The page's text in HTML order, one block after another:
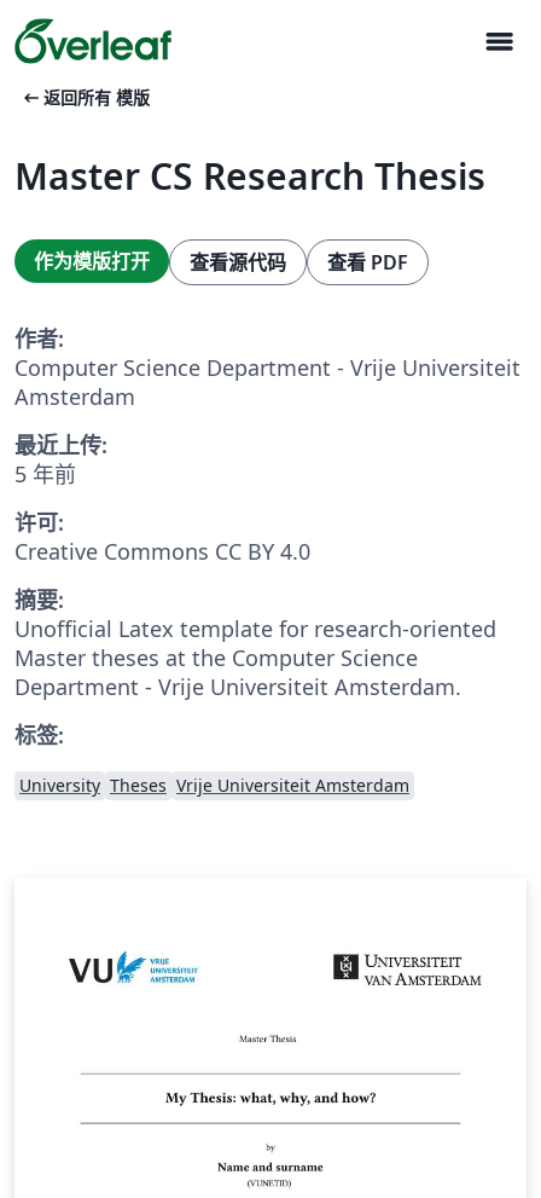
menu
arrow_left_alt 返回所有 模版
Master CS Research Thesis
作为模版打开 查看源代码 查看 PDF
作者:
Computer Science Department - Vrije Universiteit
Amsterdam
最近上传:
5 年前
许可:
Creative Commons CC BY 4.0
摘要:
Unofficial Latex template for research-oriented
Master theses at the Computer Science
Department - Vrije Universiteit Amsterdam.
标签:
University Theses Vrije Universiteit Amsterdam